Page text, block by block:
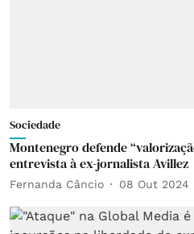
Sociedade
Montenegro defende
entrevista à ex-jornalista Avillez
Fernanda Câncio 08 Out 2024